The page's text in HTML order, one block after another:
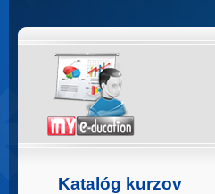
Katalóg kurzov